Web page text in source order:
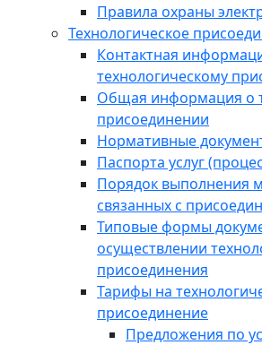
Правила охраны
Технологическое
Контактная
технологическому
Общая информация о
присоединении
Нормативные
Паспорта услуг
Порядок выполнения
связанных с
Типовые формы
осуществлении
присоединения
Тарифы на
присоединение
Предложения по